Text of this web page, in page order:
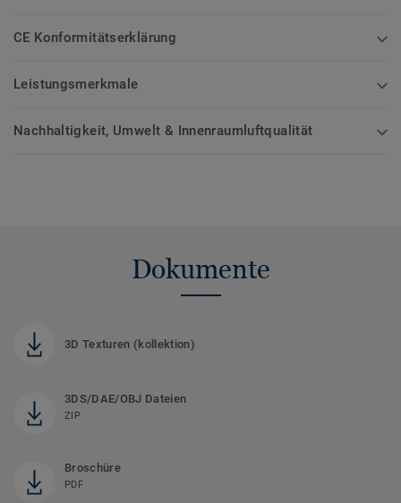
CE Konformitätserklärung
Leistungsmerkmale
Nachhaltigkeit, Umwelt & Innenraumluftqualität
Dokumente
3D Texturen (kollektion)
3DS/DAE/OBJ Dateien
ZIP
Broschüre
PDF